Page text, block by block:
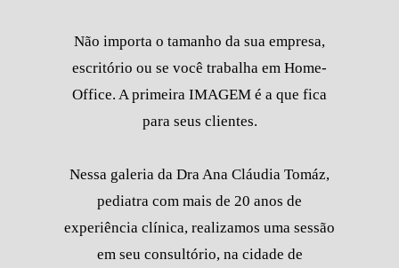
Não importa o tamanho da sua empresa,
escritório ou se você trabalha em Home-
Office. A primeira IMAGEM é a que fica
para seus clientes.
Nessa galeria da Dra Ana Cláudia Tomáz,
pediatra com mais de 20 anos de
experiência clínica, realizamos uma sessão
em seu consultório, na cidade de